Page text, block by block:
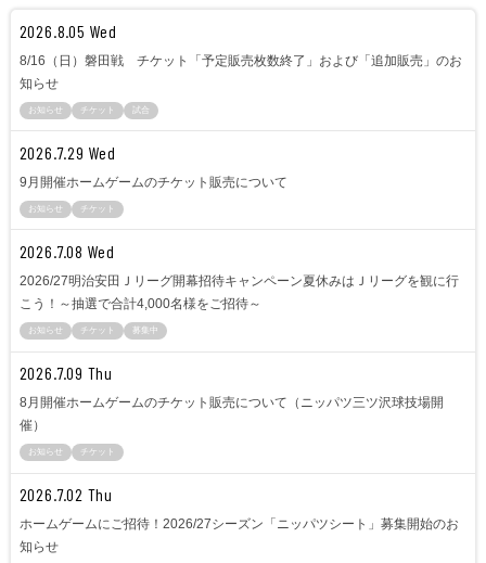
2026.8.05 Wed
8/16（日）磐田戦 チケット「予定販売枚数終了」および「追加販売」のお
知らせ
お知らせ チケット 試合
2026.7.29 Wed
9月開催ホームゲームのチケット販売について
お知らせ チケット
2026.7.08 Wed
2026/27明治安田Ｊリーグ開幕招待キャンペーン夏休みはＪリーグを観に行
こう！～抽選で合計4,000名様をご招待～
お知らせ チケット 募集中
2026.7.09 Thu
8月開催ホームゲームのチケット販売について（ニッパツ三ツ沢球技場開
催）
お知らせ チケット
2026.7.02 Thu
ホームゲームにご招待！2026/27シーズン「ニッパツシート」募集開始のお
知らせ